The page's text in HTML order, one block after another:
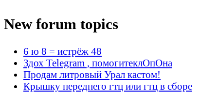
New forum topics
6 ю 8 = истрёж 48
Здох Telegram , помогитеклОпОна
Продам литровый Урал кастом!
Крышку переднего гтц или гтц в сборе